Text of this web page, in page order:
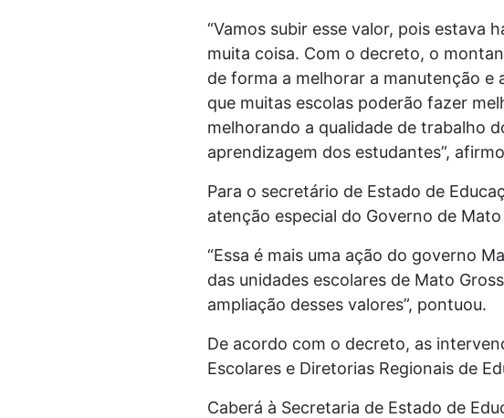
“Vamos subir esse valor, pois estava
muita coisa. Com o decreto, o
de forma a melhorar a manutenção e
que muitas escolas poderão fazer
melhorando a qualidade de trabalho
aprendizagem dos estudantes”,
Para o secretário de Estado de
atenção especial do Governo de
“Essa é mais uma ação do governo
das unidades escolares de Mato
ampliação desses valores”, pontuou.
De acordo com o decreto, as
Escolares e Diretorias Regionais de
Caberá à Secretaria de Estado de